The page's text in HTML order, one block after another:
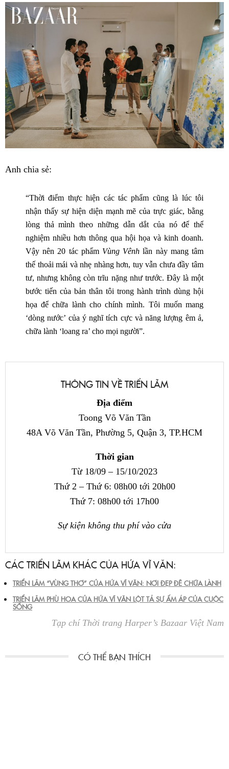
Anh chia sẻ:
“Thời điểm thực hiện các tác phẩm cũng là lúc tôi
nhận thấy sự hiện diện mạnh mẽ của trực giác, bằng
lòng thả mình theo những dẫn dắt của nó để thể
nghiệm nhiều hơn thông qua hội họa và kinh doanh.
Vậy nên 20 tác phẩm Vùng Vênh lần này mang tâm
thế thoải mái và nhẹ nhàng hơn, tuy vẫn chưa đầy tâm
tư, nhưng không còn trĩu nặng như trước. Đây là một
bước tiến của bản thân tôi trong hành trình dùng hội
họa để chữa lành cho chính mình. Tôi muốn mang
‘dòng nước’ của ý nghĩ tích cực và năng lượng êm ả,
chữa lành ‘loang ra’ cho mọi người”.
THÔNG TIN VỀ TRIỂN LÃM
Địa điểm
Toong Võ Văn Tần
48A Võ Văn Tần, Phường 5, Quận 3, TP.HCM
Thời gian
Từ 18/09 – 15/10/2023
Thứ 2 – Thứ 6: 08h00 tới 20h00
Thứ 7: 08h00 tới 17h00
Sự kiện không thu phí vào cửa
CÁC TRIỂN LÃM KHÁC CỦA HỨA VĨ VĂN:
TRIỂN LÃM “VÙNG THƠ” CỦA HỨA VĨ VĂN: NƠI ĐẸP ĐẼ CHỮA LÀNH
TRIỂN LÃM PHÙ HOA CỦA HỨA VĨ VĂN LỘT TẢ SỰ ẤM ÁP CỦA CUỘC
SỐNG
Tạp chí Thời trang Harper’s Bazaar Việt Nam